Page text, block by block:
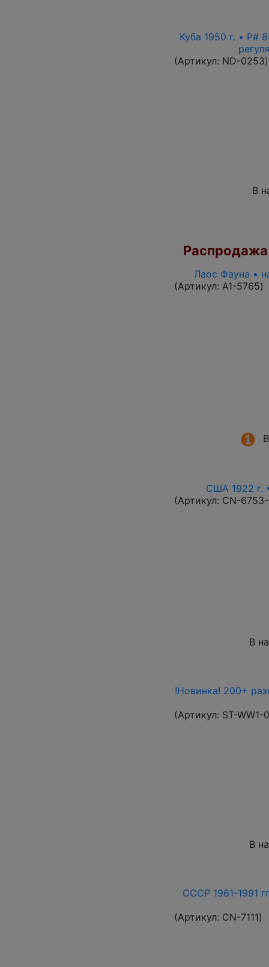
Куба 1950 г. • P#
(Артикул: ND-0253)
В
Распродажа
Лаос Фауна •
(Артикул: A1-5765)
США 1922 г.
(Артикул: CN-
В
!Новинка! 200+
(Артикул: ST-
В
СССР 1961-1991
(Артикул: СN-7111)